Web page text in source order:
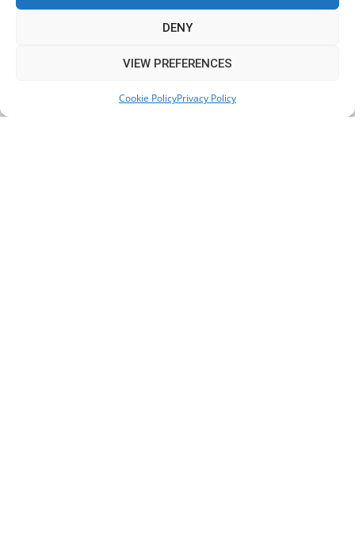
DENY
VIEW PREFERENCES
Cookie PolicyPrivacy Policy
This website uses cookies to improve your experience. We'll
Accept
Read More